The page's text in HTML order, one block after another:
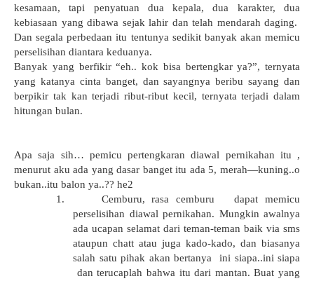
kesamaan, tapi penyatuan dua kepala, dua karakter, dua
kebiasaan yang dibawa sejak lahir dan telah mendarah daging.
Dan segala perbedaan itu tentunya sedikit banyak akan memicu
perselisihan diantara keduanya.
Banyak yang berfikir “eh.. kok bisa bertengkar ya?”, ternyata
yang katanya cinta banget, dan sayangnya beribu sayang dan
berpikir tak kan terjadi ribut-ribut kecil, ternyata terjadi dalam
hitungan bulan.
Apa saja sih… pemicu pertengkaran diawal pernikahan itu ,
menurut aku ada yang dasar banget itu ada 5, merah—kuning..o
bukan..itu balon ya..?? he2
1.
Cemburu, rasa cemburu
dapat memicu
perselisihan diawal pernikahan. Mungkin awalnya
ada ucapan selamat dari teman-teman baik via sms
ataupun chatt atau juga kado-kado, dan biasanya
salah satu pihak akan bertanya
ini siapa..ini siapa
dan terucaplah bahwa itu dari mantan. Buat yang